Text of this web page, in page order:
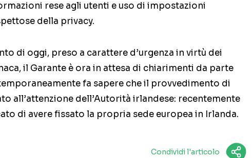
rese agli utenti e uso di impostazioni
della privacy.
di oggi, preso a carattere d’urgenza in virtù dei
il Garante è ora in attesa di chiarimenti da parte
fa sapere che il provvedimento di
all’attenzione dell’Autorità irlandese: recentemente
di avere fissato la propria sede europea in Irlanda.
Condividi l'articolo